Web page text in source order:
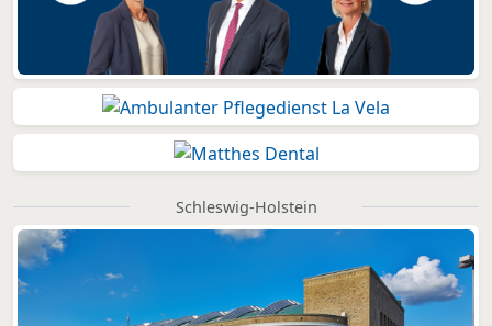
Schleswig-Holstein